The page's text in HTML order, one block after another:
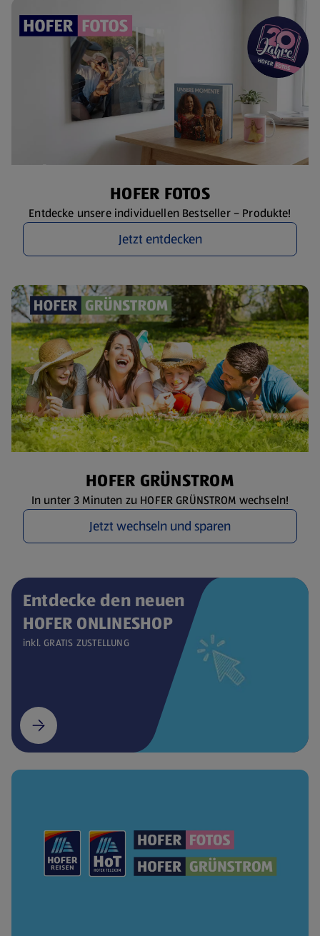
HOFER FOTOS
Entdecke unsere individuellen Bestseller – Produkte!
Jetzt entdecken
HOFER GRÜNSTROM
In unter 3 Minuten zu HOFER GRÜNSTROM wechseln!
Jetzt wechseln und sparen
Entdecke den neuen
HOFER ONLINESHOP
inkl. GRATIS ZUSTELLUNG
(öffnet in einem neuen Tab)